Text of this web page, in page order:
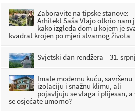
vatrogasac i automobilist
 PRIJE: 47 MINUTA
Sudarili se putnički i teretni vlak,
 PRIJE: 1 SATI 11 MINUTA
Zaboravite na tipske stanove:
Arhitekt Saša Vlajo otkrio nam
kako izgleda dom u kojem je
kvadrat krojen po mjeri stvarnog života
Svjetski dan rendžera – 31.
Imate modernu kuću, savršenu
izolaciju i snažnu klimu, ali
pojavljuju se vlaga i plijesan, a
se osjećate umorno?